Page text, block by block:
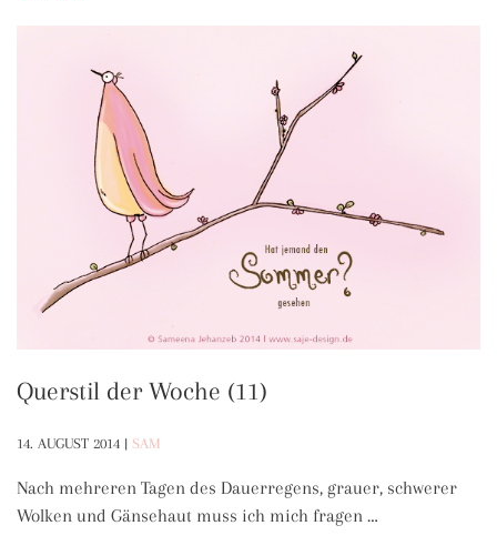
Querstil der Woche (11)
14. AUGUST 2014 | SAM
Nach mehreren Tagen des Dauerregens, grauer, schwerer
Wolken und Gänsehaut muss ich mich fragen …